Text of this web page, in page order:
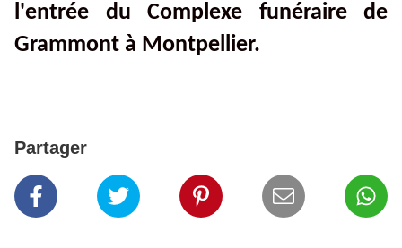
l'entrée du Complexe funéraire de
Grammont à Montpellier.
Partager